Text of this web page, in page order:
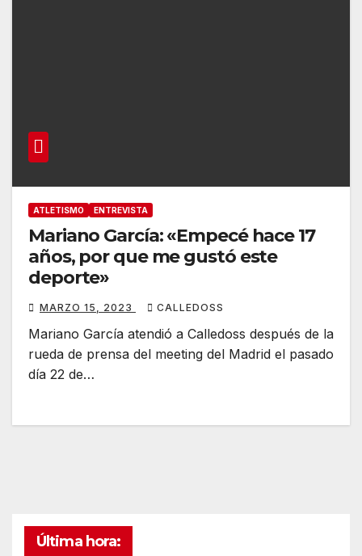
ATLETISMO ENTREVISTA
Mariano García: «Empecé hace 17
años, por que me gustó este
deporte»
MARZO 15, 2023 CALLEDOSS
Mariano García atendió a Calledoss después de la
rueda de prensa del meeting del Madrid el pasado
día 22 de…
Última hora: